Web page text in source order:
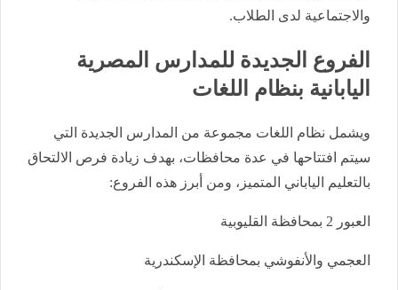
والاجتماعية لدى الطلاب.
الفروع الجديدة للمدارس المصرية
اليابانية بنظام اللغات
ويشمل نظام اللغات مجموعة من المدارس الجديدة التي
سيتم افتتاحها في عدة محافظات، بهدف زيادة فرص الالتحاق
بالتعليم الياباني المتميز، ومن أبرز هذه الفروع:
العبور 2 بمحافظة القليوبية
العجمي والأنفوشي بمحافظة الإسكندرية